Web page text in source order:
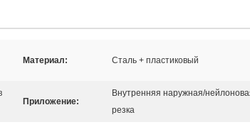
Материал: Сталь + пластиковый
Приложение:
Внутренняя наружная/
резка